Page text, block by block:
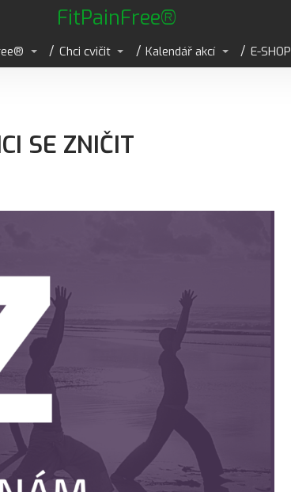
FitPainFree®
Chci cvičit Kalendář akcí E-SHOP
SE ZNIČIT